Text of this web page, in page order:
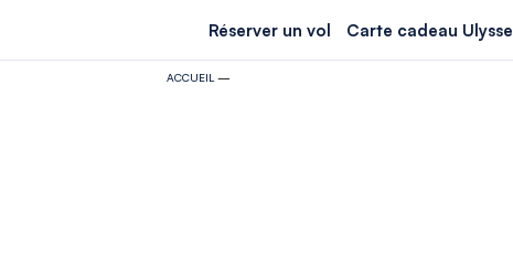
Réserver un vol Carte cadeau Ulysse
ACCUEIL —